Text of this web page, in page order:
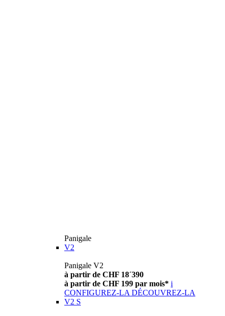
Panigale
V2
Panigale V2
à partir de CHF 18´390
à partir de CHF 199 par mois* i
CONFIGUREZ-LA DÉCOUVREZ-LA
V2 S